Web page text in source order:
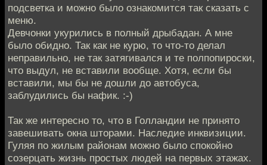
подсветка и можно было ознакомится так сказать с
меню.
Девчонки укурились в полный дрыбадан. А мне
было обидно. Так как не курю, то что-то делал
неправильно, не так затягивался и те полпопироски,
что выдул, не вставили вообще. Хотя, если бы
вставили, мы бы не дошли до автобуса,
заблудились бы нафик. :-)
Так же интересно то, что в Голландии не принято
завешивать окна шторами. Наследие инквизиции.
Гуляя по жилым районам можно было спокойно
созерцать жизнь простых людей на первых этажах.